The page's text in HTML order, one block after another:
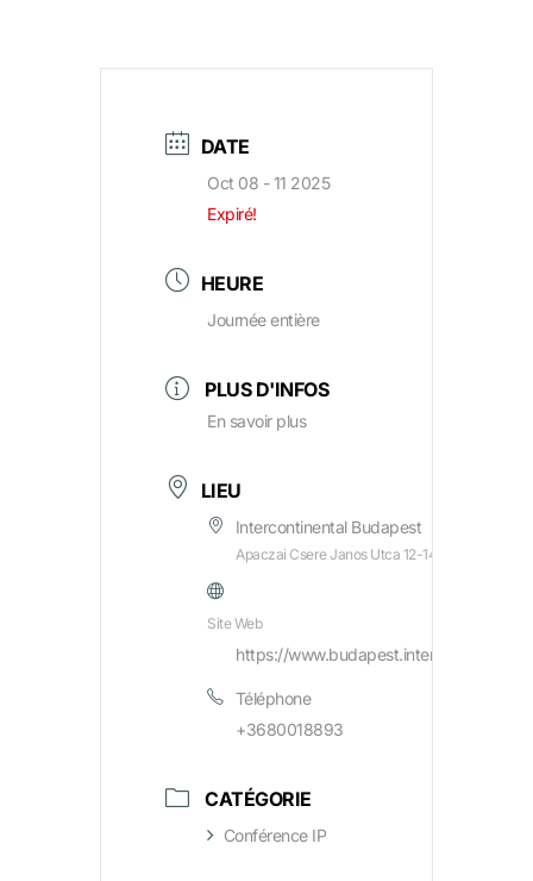
DATE
Oct 08 - 11 2025
Expiré!
HEURE
Journée entière
PLUS D'INFOS
En savoir plus
LIEU
Intercontinental Budapest
Apaczai Csere Janos Utca 12-14, Budapest, H-
Site Web
https://
Téléphone
+3680018893
CATÉGORIE
Conférence IP